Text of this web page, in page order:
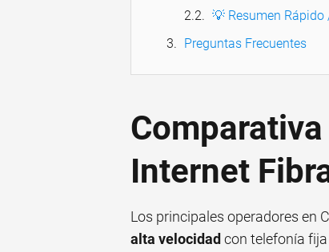
💡 Resumen Rápido
Preguntas Frecuentes
Internet
Los principales operadores en
alta velocidad con telefonía